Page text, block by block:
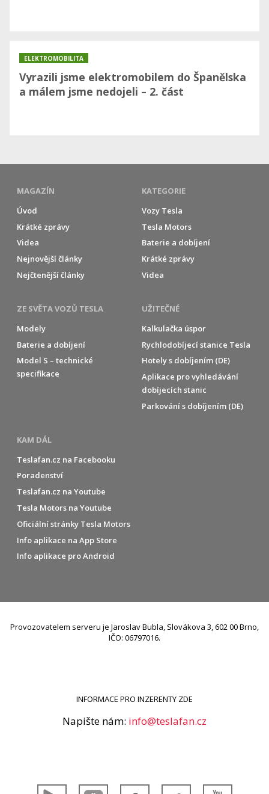
Vyrazili jsme elektromobilem do Španělska
a málem jsme nedojeli – 2. část
ELEKTROMOBILITA
MAGAZÍN
Úvod
Krátké zprávy
Videa
Nejnovější články
Nejčtenější články
KATEGORIE
Vozy Tesla
Tesla Motors
Baterie a dobíjení
Krátké zprávy
Videa
ZE SVĚTA VOZŮ TESLA
Modely
Baterie a dobíjení
Model S – technické
specifikace
UŽITEČNÉ
Kalkulačka úspor
Rychlodobíjecí stanice Tesla
Hotely s dobíjením (DE)
Aplikace pro vyhledávání
dobíjecích stanic
Parkování s dobíjením (DE)
KAM DÁL
Teslafan.cz na Facebooku
Poradenství
Teslafan.cz na Youtube
Tesla Motors na Youtube
Oficiální stránky Tesla Motors
Info aplikace na App Store
Info aplikace pro Android
Provozovatelem serveru je Jaroslav Bubla, Slovákova 3, 602 00 Brno,
IČO: 06797016.
INFORMACE PRO INZERENTY ZDE
Napište nám: info@teslafan.cz